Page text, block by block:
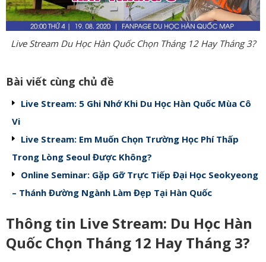
Live Stream Du Học Hàn Quốc Chọn Tháng 12 Hay Tháng 3?
Bài viết cùng chủ đề
Live Stream: 5 Ghi Nhớ Khi Du Học Hàn Quốc Mùa Cô
Vi
Live Stream: Em Muốn Chọn Trường Học Phí Thấp
Trong Lòng Seoul Được Không?
Online Seminar: Gặp Gỡ Trực Tiếp Đại Học Seokyeong
– Thánh Đường Ngành Làm Đẹp Tại Hàn Quốc
Thông tin Live Stream: Du Học Hàn
Quốc Chọn Tháng 12 Hay Tháng 3?